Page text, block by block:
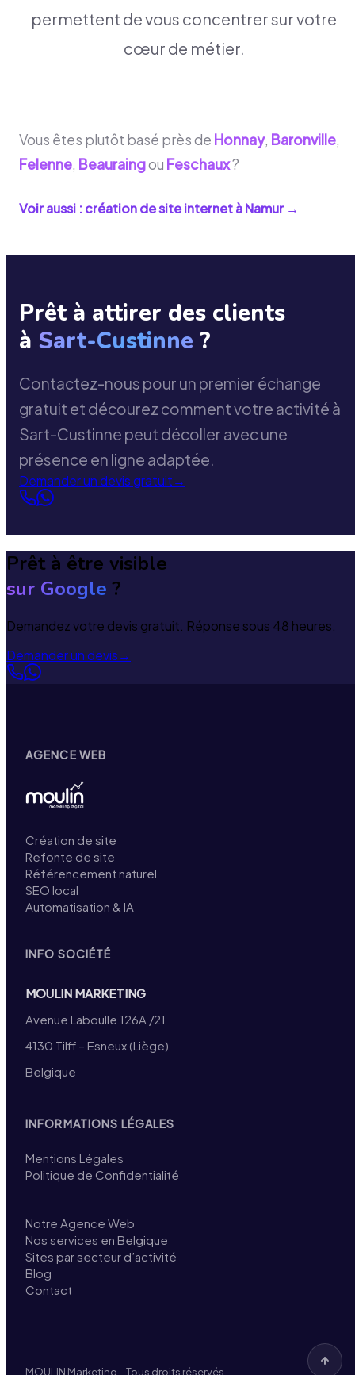
permettent de vous concentrer sur votre
cœur de métier.
Vous êtes plutôt basé près de Honnay, Baronville,
Felenne, Beauraingou Feschaux?
Voir aussi : création de site internet àNamur →
Prêt à attirer des clients
à Sart-Custinne ?
Contactez-nous pour un premier échange
gratuit et décourez comment votre activité à
Sart-Custinne peut décoller avec une
présence en ligne adaptée.
Demander un devis gratuit→
Prêt à être visible
sur Google ?
Demandez votre devis gratuit. Réponse sous 48 heures.
Demander un devis→
AGENCE WEB
Création de site
Refonte de site
Référencement naturel
SEO local
Automatisation & IA
INFO SOCIÉTÉ
MOULIN MARKETING
Avenue Laboulle 126A /21
4130 Tilff – Esneux (Liège)
Belgique
INFORMATIONS LÉGALES
Mentions Légales
Politique de Confidentialité
Notre Agence Web
Nos services en Belgique
Sites par secteur d’activité
Blog
Contact
MOULIN Marketing – Tous droits réservés